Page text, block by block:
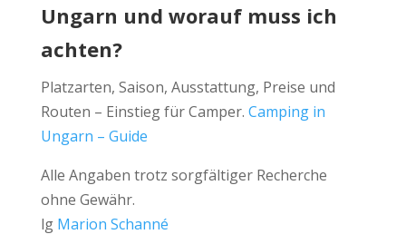
Ungarn und worauf muss ich
achten?
Platzarten, Saison, Ausstattung, Preise und
Routen – Einstieg für Camper. Camping in
Ungarn – Guide
Alle Angaben trotz sorgfältiger Recherche
ohne Gewähr.
lg Marion Schanné